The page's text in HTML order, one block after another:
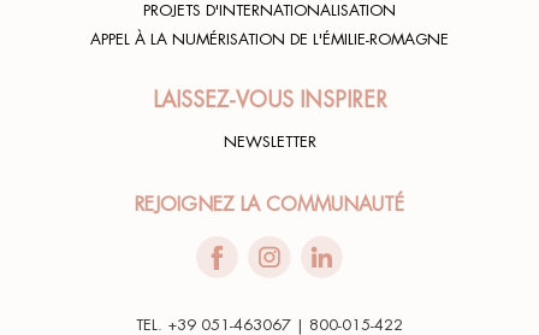
PROJETS D'INTERNATIONALISATION
APPEL À LA NUMÉRISATION DE L'ÉMILIE-ROMAGNE
LAISSEZ-VOUS INSPIRER
NEWSLETTER
REJOIGNEZ LA COMMUNAUTÉ
TEL. +39 051-463067 | 800-015-422